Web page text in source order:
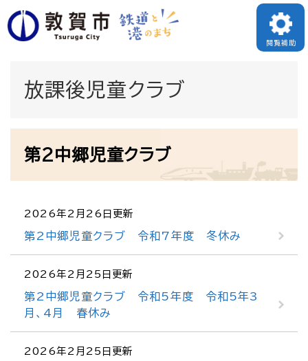
ペ
ー
頭
メニューを飛ばして本文へ
閲覧補助
放課後児童クラブ
第2中郷児童クラブ
2026年2月26日更新
第2中郷児童クラブ 令和7年度 冬休み
2026年2月25日更新
第2中郷児童クラブ 令和5年度 令和5年3
月、4月 春休み
2026年2月25日更新